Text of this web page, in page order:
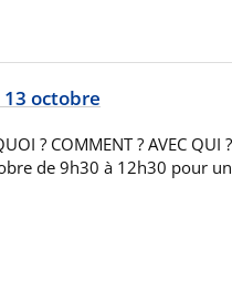
13 octobre
? COMMENT ? AVEC
de 9h30 à 12h30 pour